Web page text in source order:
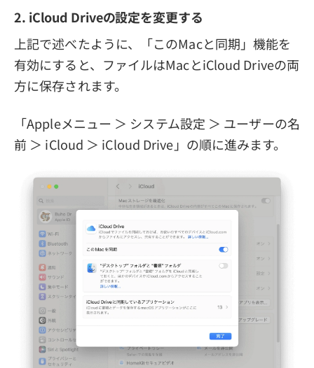
2. iCloud Driveの設定を変更する
上記で述べたように、「このMacと同期」機能を
有効にすると、ファイルはMacとiCloud Driveの両
方に保存されます。
「Appleメニュー ＞ システム設定 ＞ ユーザーの名
前 ＞ iCloud ＞ iCloud Drive」の順に進みます。